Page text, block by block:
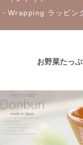
≪おすすめ≫自然感じ
地の恵みで生きている
2023/3/31
・Wrapping ラッピン
お野菜たっ